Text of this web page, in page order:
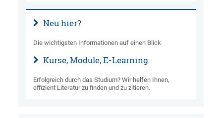
Neu hier?
Die wichtigsten Informationen auf einen Blick
Kurse, Module, E-Learning
Erfolgreich durch das Studium? Wir helfen Ihnen,
effizient Literatur zu finden und zu zitieren.